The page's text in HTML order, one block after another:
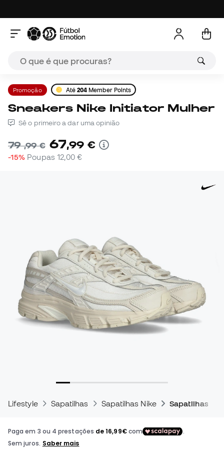
Promoção Até 204 Member Points
Sneakers Nike Initiator Mulher
Sê o primeiro a dar uma opinião
79,99 € 67,99 €
-15% Poupas 12,00 €
Lifestyle Sapatilhas Sapatilhas Nike Sapatilhas